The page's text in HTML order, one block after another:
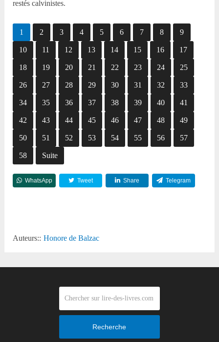
restés calvinistes.
1 2 3 4 5 6 7 8 9
10 11 12 13 14 15 16 17
18 19 20 21 22 23 24 25
26 27 28 29 30 31 32 33
34 35 36 37 38 39 40 41
42 43 44 45 46 47 48 49
50 51 52 53 54 55 56 57
58 Suite
WhatsApp Tweet Share Telegram
Auteurs:: Honore de Balzac
Recherche